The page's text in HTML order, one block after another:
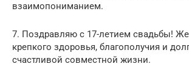
взаимопониманием.
7. Поздравляю с 17-летием свадьбы!
крепкого здоровья, благополучия и
счастливой совместной жизни.